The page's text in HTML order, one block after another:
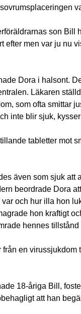
son Bill
efter men var ju nu
Dora i halsont.
Läkaren
som ofta smittar
inte blir sjuk,
tabletter mot
även som sjuk
beordrade Dora
och hur illa hon
hon kraftigt
hennes tillstånd
en
18-åriga Bill,
att han